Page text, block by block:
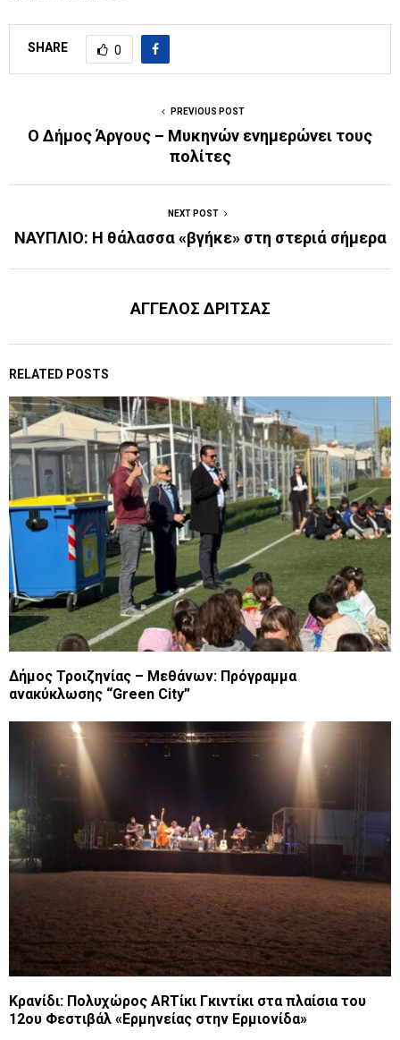
SHARE 0
PREVIOUS POST
Ο Δήμος Άργους – Μυκηνών ενημερώνει τους
πολίτες
NEXT POST
ΝΑΥΠΛΙΟ: Η θάλασσα «βγήκε» στη στεριά σήμερα
ΑΓΓΕΛΟΣ ΔΡΙΤΣΑΣ
RELATED POSTS
Δήμος Τροιζηνίας – Μεθάνων: Πρόγραμμα
ανακύκλωσης “Green City”
Κρανίδι: Πολυχώρος ARTίκι Γκιντίκι στα πλαίσια του
12ου Φεστιβάλ «Ερμηνείας στην Ερμιονίδα»